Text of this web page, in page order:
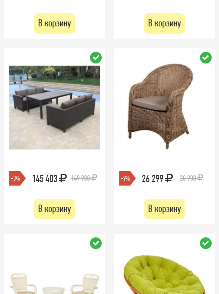
В корзину В корзину
-3% 145 403 149 900
В корзину
-9% 26 299 28 900
В корзину